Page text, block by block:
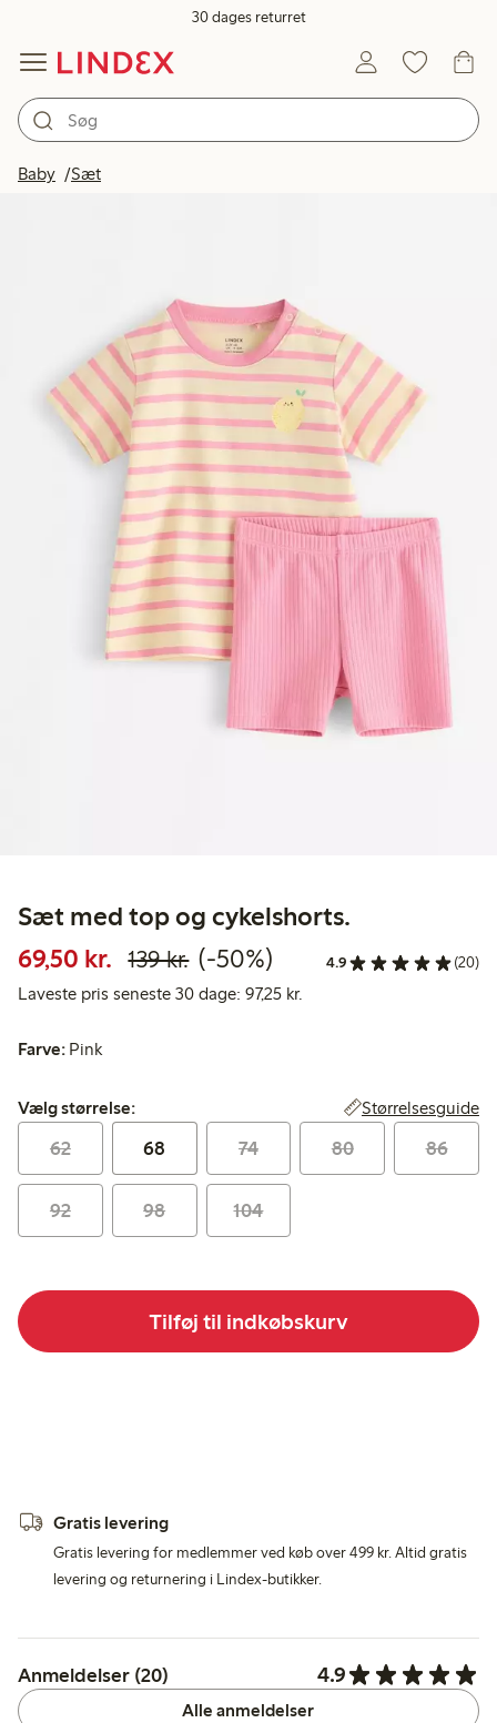
30 dages returret
Baby Sæt
Sæt med top og cykelshorts.
69,50 kr. Nedsat pris: 69,50 kr.
139 kr.Normalpris: 139,00 kr.
50 % rabat
(-50%) 4.9 (20)
Laveste pris seneste 30 dage: 97,25 kr.
Farve: Pink
Vælg størrelse:
Vælg størrelse: Størrelsesguide
62 68 74 80 86
92 98 104
Tilføj til indkøbskurv
Gratis levering
Gratis levering for medlemmer ved køb over 499 kr. Altid gratis
levering og returnering i Lindex-butikker.
Anmeldelser (20) 4.9
Alle anmeldelser